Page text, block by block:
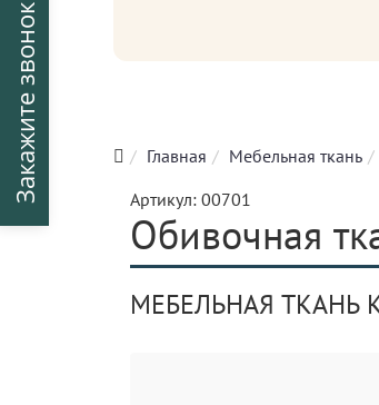
Главная Мебельная ткань
Артикул: 00701
Обивочная
МЕБЕЛЬНАЯ ТКАНЬ
Закажите звонок